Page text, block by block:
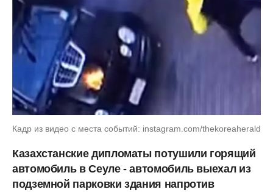
Кадр из видео с места событий: instagram.com/thekoreaherald
Казахстанские дипломаты потушили горящий
автомобиль в Сеуле - автомобиль выехал из
подземной парковки здания напротив